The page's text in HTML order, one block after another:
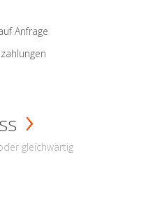
Anfrage
gleichwärtig